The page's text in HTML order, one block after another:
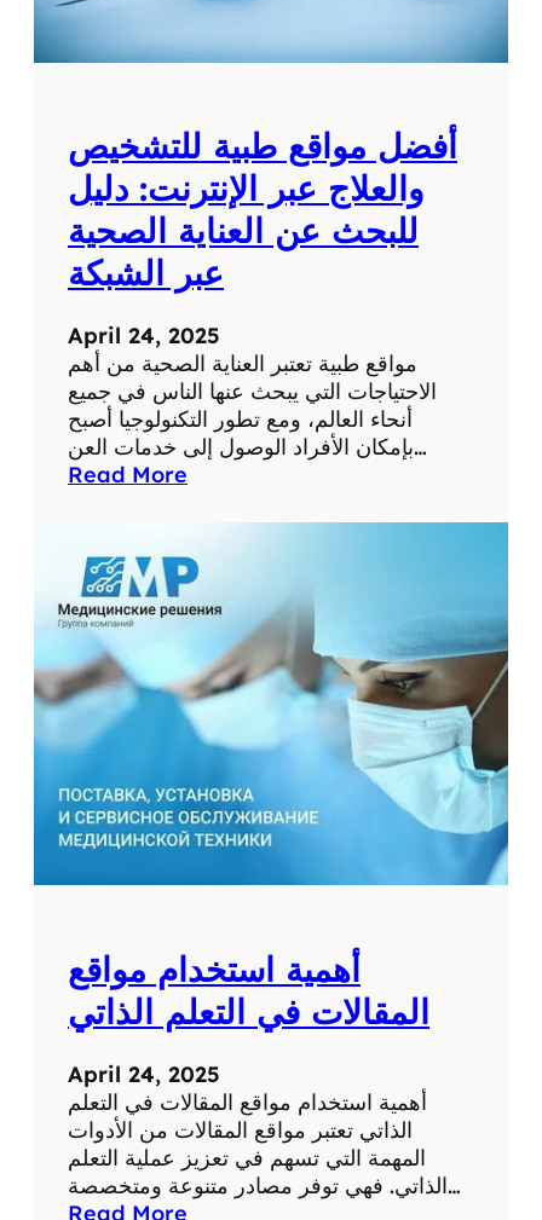
ف
ط
و
ر
م
س
و
ص
ح
ت
ك
ا
ل
ص
ة
أفضل مواقع طبية للتشخيص
والعلاج عبر الإنترنت: دليل
للبحث عن العناية الصحية
عبر الشبكة
April 24, 2025
مواقع طبية تعتبر العناية الصحية من أهم
الاحتياجات التي يبحث عنها الناس في جميع
أنحاء العالم، ومع تطور التكنولوجيا أصبح
بإمكان الأفراد الوصول إلى خدمات العن…
Read More
ض
ل
م
ا
ق
ع
ط
ي
ة
ل
خ
ي
ص
ا
ل
ع
ل
ا
أهمية استخدام مواقع
المقالات في التعلم الذاتي
April 24, 2025
أهمية استخدام مواقع المقالات في التعلم
الذاتي تعتبر مواقع المقالات من الأدوات
المهمة التي تسهم في تعزيز عملية التعلم
الذاتي. فهي توفر مصادر متنوعة ومتخصصة…
Read More